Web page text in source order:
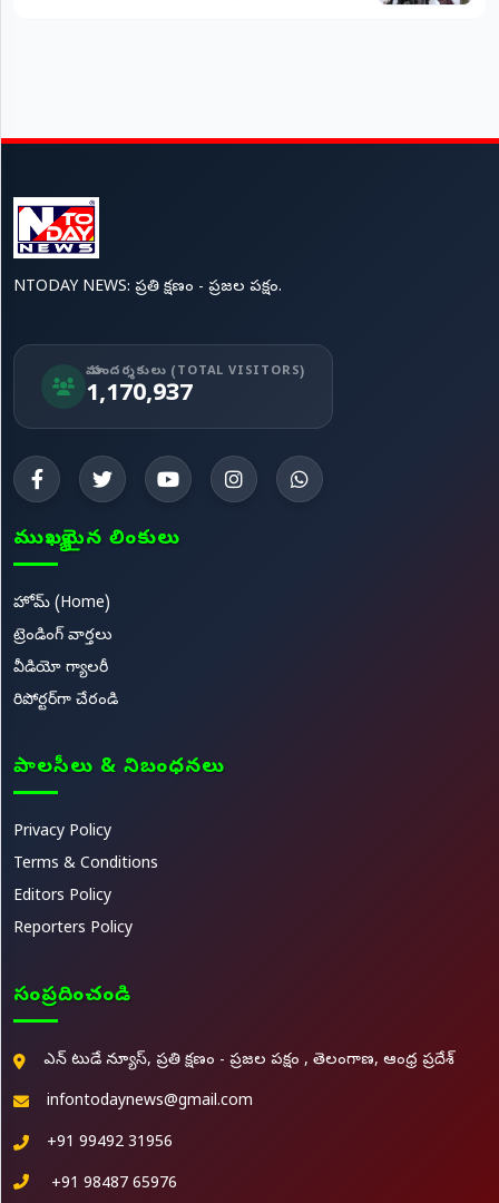
NTODAY NEWS: ప్రతి క్షణం - ప్రజల పక్షం.
మా సందర్శకులు (TOTAL VISITORS)
1,170,937
ముఖ్యమైన లింకులు
హోమ్ (Home)
ట్రెండింగ్ వార్తలు
వీడియో గ్యాలరీ
రిపోర్టర్‌గా చేరండి
పాలసీలు & నిబంధనలు
Privacy Policy
Terms & Conditions
Editors Policy
Reporters Policy
సంప్రదించండి
ఎన్ టుడే న్యూస్, ప్రతి క్షణం - ప్రజల పక్షం , తెలంగాణ, ఆంధ్ర ప్రదేశ్
infontodaynews@gmail.com
+91 99492 31956
+91 98487 65976